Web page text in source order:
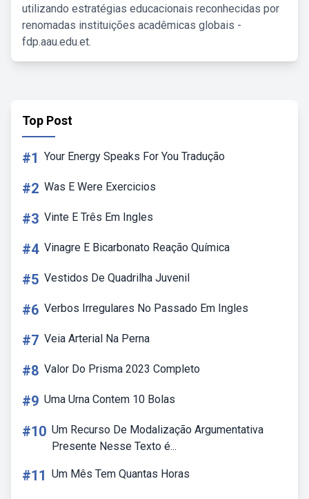
utilizando estratégias educacionais reconhecidas por
renomadas instituições acadêmicas globais -
fdp.aau.edu.et.
Top Post
#1 Your Energy Speaks For You Tradução
#2 Was E Were Exercicios
#3 Vinte E Três Em Ingles
#4 Vinagre E Bicarbonato Reação Química
#5 Vestidos De Quadrilha Juvenil
#6 Verbos Irregulares No Passado Em Ingles
#7 Veia Arterial Na Perna
#8 Valor Do Prisma 2023 Completo
#9 Uma Urna Contem 10 Bolas
#10 Um Recurso De Modalização Argumentativa
Presente Nesse Texto é...
#11 Um Mês Tem Quantas Horas